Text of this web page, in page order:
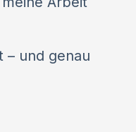
– und genau